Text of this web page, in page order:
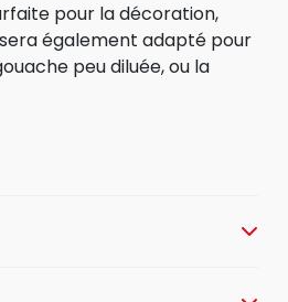
pour la décoration,
également adapté pour
peu diluée, ou la